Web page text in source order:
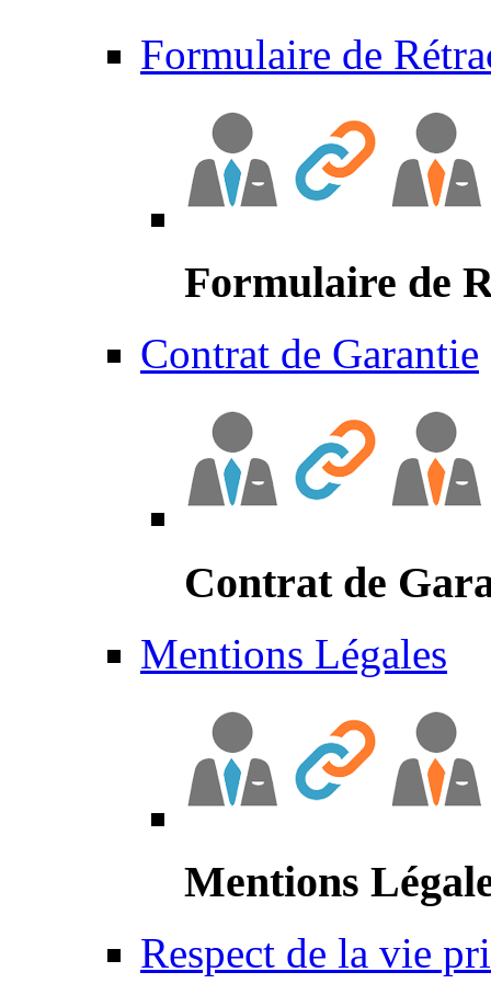
Formulaire de
Formulaire de
Contrat de Garantie
Contrat de
Mentions Légales
Mentions
Respect de la vie